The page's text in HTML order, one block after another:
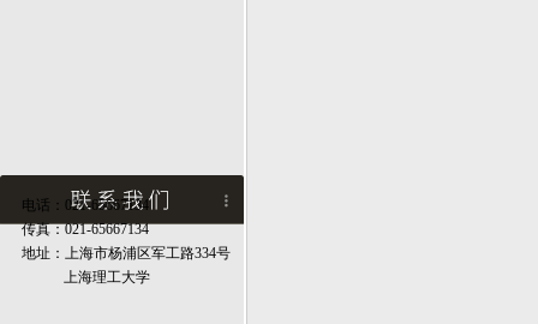
电话：021-65667134
传真：021-65667134
地址：上海市杨浦区军工路334号
上海理工大学